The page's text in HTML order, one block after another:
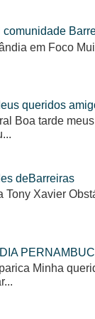
comunidade
em Foco
queridos
Boa tarde
deBarreiras
Tony Xavier
Minha